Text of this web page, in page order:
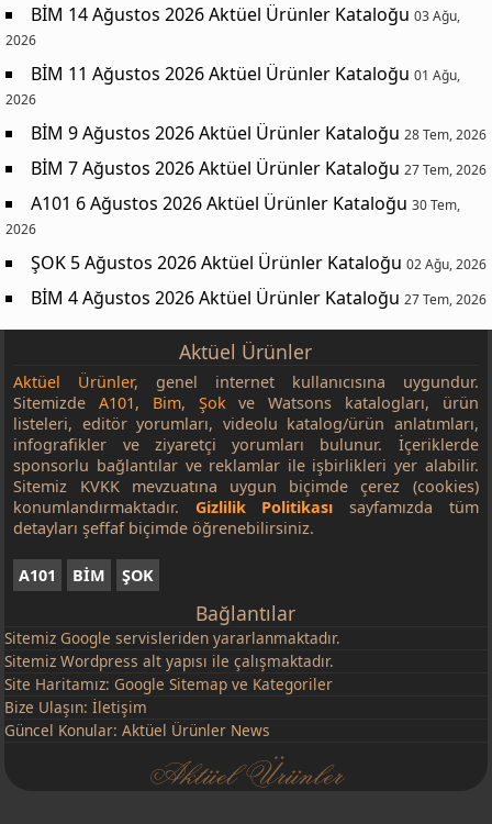
BİM 14 Ağustos 2026 Aktüel Ürünler Kataloğu 03 Ağu,
2026
BİM 11 Ağustos 2026 Aktüel Ürünler Kataloğu 01 Ağu,
2026
BİM 9 Ağustos 2026 Aktüel Ürünler Kataloğu 28 Tem, 2026
BİM 7 Ağustos 2026 Aktüel Ürünler Kataloğu 27 Tem, 2026
A101 6 Ağustos 2026 Aktüel Ürünler Kataloğu 30 Tem,
2026
ŞOK 5 Ağustos 2026 Aktüel Ürünler Kataloğu 02 Ağu, 2026
BİM 4 Ağustos 2026 Aktüel Ürünler Kataloğu 27 Tem, 2026
Aktüel Ürünler
Aktüel Ürünler, genel internet kullanıcısına uygundur.
SitemizdeA101, Bim, Şokve Watsons katalogları, ürün
listeleri, editör yorumları, videolu katalog/ürün anlatımları,
infografikler ve ziyaretçi yorumları bulunur. İçeriklerde
sponsorlu bağlantılar ve reklamlar ile işbirlikleri yer alabilir.
Sitemiz KVKK mevzuatına uygun biçimde çerez (cookies)
konumlandırmaktadır. Gizlilik Politikası sayfamızda tüm
detayları şeffaf biçimde öğrenebilirsiniz.
A101 BİM ŞOK
Bağlantılar
Sitemiz Google servisleriden yararlanmaktadır.
Sitemiz Wordpress alt yapısı ile çalışmaktadır.
Site Haritamız: Google Sitemap ve Kategoriler
Bize Ulaşın:İletişim
Güncel Konular:Aktüel Ürünler News